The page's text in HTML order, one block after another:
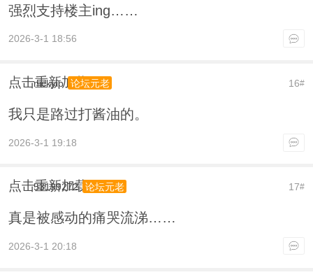
强烈支持楼主ing……
2026-3-1 18:56
点击重新加载 16#
nickyip 论坛元老
我只是路过打酱油的。
2026-3-1 19:18
点击重新加载 17#
53199272 论坛元老
真是被感动的痛哭流涕……
2026-3-1 20:18